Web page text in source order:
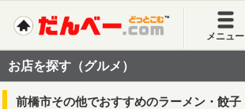
メニュー
お店を探す（グルメ）
前橋市その他でおすすめのラーメン・餃子